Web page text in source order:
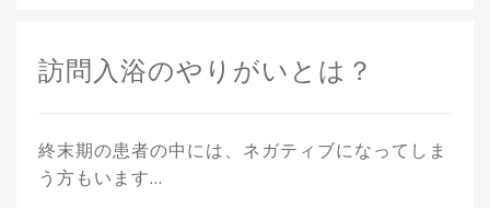
訪問入浴のやりがいとは？
終末期の患者の中には、ネガティブになってしま
う方もいます…